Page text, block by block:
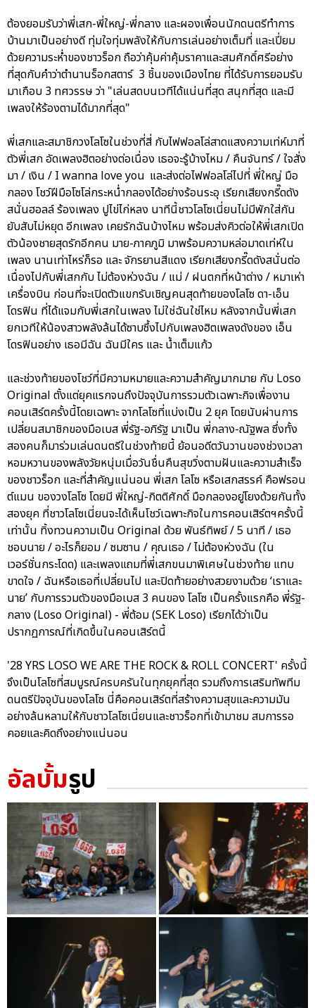
ต้องยอมรับว่าพี่เสก-พี่ใหญ่-พี่กลาง และผองเพื่อนนักดนตรีทำการ
บ้านมาเป็นอย่างดี ทุ่มใจทุ่มพลังให้กับการเล่นอย่างเต็มที่ และเปี่ยม
ด้วยความระห่ำของชาวร็อก ถือว่าคุ้มค่าคุ้มราคาและสมศักดิ์ศรีอย่าง
ที่สุดกับคำว่าตำนานร็อกสตาร์ 3 ชิ้นของเมืองไทย ที่ได้รับการยอมรับ
มาเกือบ 3 ทศวรรษ ว่า "เล่นสดบนเวทีได้แน่นที่สุด สนุกที่สุด และมี
เพลงให้ร้องตามได้มากที่สุด"
พี่เสกและสมาชิกวงโลโซในช่วงที่สี่ กับไฟฟอลโล่สาดแสงความเท่ห์มาที่
ตัวพี่เสก อัดเพลงฮิตอย่างต่อเนื่อง เธอจะรู้บ้างไหม / คืนจันทร์ / ใจสั่ง
มา / เงิน / I wanna love you และส่งต่อไฟฟอลโล่ไปที่ พี่ใหญ่ มือ
กลอง โชว์ฝีมือโซโล่กระหน่ำกลองได้อย่างร้อนระอุ เรียกเสียงกรี๊ดดัง
สนั่นฮอลล์ ร้องเพลง ปูไข่ไก่หลง นาทีนี้ชาวโลโซเนี่ยนไม่มีพักใส่กัน
ยับสับไม่หยุด อีกเพลง เคยรักฉันบ้างไหม พร้อมส่งคิวต่อให้พี่เสกเปิด
ตัวน้องชายสุดรักอีกคน มาย-ภาคภูมิ มาพร้อมความหล่อมาดเท่ห์ใน
เพลง นานเท่าไหร่ก็รอ และ จักรยานสีแดง เรียกเสียงกรี๊ดดังสนั่นต่อ
เนื่องไปกับพี่เสกกับ ไม่ต้องห่วงฉัน / แม่ / ฝนตกที่หน้าต่าง / หมาเห่า
เครื่องบิน ก่อนที่จะเปิดตัวแขกรับเชิญคนสุดท้ายของโลโซ ดา-เอ็น
โดรฟิน ที่ได้แจมกับพี่เสกในเพลง ไม่ใช่ฉันใช่ไหม หลังจากนั้นพี่เสก
ยกเวทีให้น้องสาวพลังล้นได้ซาบซึ้งไปกับเพลงฮิตเพลงดังของ เอ็น
โดรฟินอย่าง เธอมีฉัน ฉันมีใคร และ น้ำเต็มแก้ว
และช่วงท้ายของโชว์ที่มีความหมายและความสำคัญมากมาย กับ Loso
Original ตั้งแต่ยุคแรกจนถึงปัจจุบันการรวมตัวเฉพาะกิจเพื่องาน
คอนเสิร์ตครั้งนี้โดยเฉพาะ จากโลโซที่แบ่งเป็น 2 ยุค โดยนับผ่านการ
เปลี่ยนสมาชิกของมือเบส พี่รัฐ-อภิรัฐ มาเป็น พี่กลาง-ณัฐพล ซึ่งทั้ง
สองคนก็มาร่วมเล่นดนตรีในช่วงท้ายนี้ ย้อนอดีตวันวานของช่วงเวลา
หอมหวานของพลังวัยหนุ่มเมื่อวันชื่นคืนสุขวิ่งตามฝันและความสำเร็จ
ของชาวร็อก และที่สำคัญแน่นอน พี่เสก โลโซ หรือเสกสรรค์ คือฟรอน
ต์แมน ของวงโลโซ โดยมี พี่ใหญ่-กิตติศักดิ์ มือกลองอยู่โยงด้วยกันทั้ง
สองยุค ที่ชาวโลโซเนี่ยนจะได้เห็นโชว์เฉพาะกิจในการคอนเสิร์ตฯครั้งนี้
เท่านั้น ทิ้งทวนความเป็น Original ด้วย พันธ์ทิพย์ / 5 นาที / เธอ
ชอบนาย / อะไรก็ยอม / ซมซาน / คุณเธอ / ไม่ต้องห่วงฉัน (ใน
เวอร์ชั่นกระโดด) และเพลงแถมที่พี่เสกขนมาพิเศษในช่วงท้าย แทบ
ขาดใจ / ฉันหรือเธอที่เปลี่ยนไป และปิดท้ายอย่างสวยงามด้วย ‘เราและ
นาย’ กับการรวมตัวของมือเบส 3 คนของ โลโซ เป็นครั้งแรกคือ พี่รัฐ-
กลาง (Loso Original) - พี่ต้อม (SEK Loso) เรียกได้ว่าเป็น
ปรากฏการณ์ที่เกิดขึ้นในคอนเสิร์ตนี้
'28 YRS LOSO WE ARE THE ROCK & ROLL CONCERT' ครั้งนี้
จึงเป็นโลโซที่สมบูรณ์ครบครันในทุกยุคที่สุด รวมถึงการเสริมทัพทีม
ดนตรีปัจจุบันของโลโซ นี่คือคอนเสิร์ตที่สร้างความสุขและความมัน
อย่างล้นหลามให้กับชาวโลโซเนี่ยนและชาวร็อกที่เข้ามาชม สมการรอ
คอยและคิดถึงอย่างแน่นอน
อัลบั้มรูป